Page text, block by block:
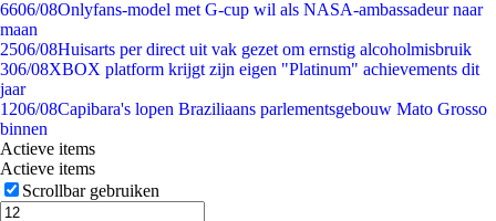
6606/08Onlyfans-model met G-cup wil als NASA-ambassadeur naar
maan
2506/08Huisarts per direct uit vak gezet om ernstig alcoholmisbruik
306/08XBOX platform krijgt zijn eigen "Platinum" achievements dit
jaar
1206/08Capibara's lopen Braziliaans parlementsgebouw Mato Grosso
binnen
Actieve items
Actieve items
Scrollbar gebruiken